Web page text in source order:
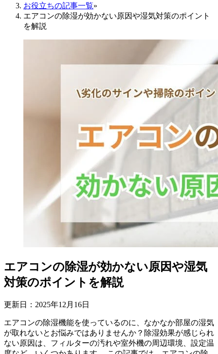
お役立ちの記事一覧»
エアコンの除湿が効かない原因や湿気対策のポイント
を解説
エアコンの除湿が効かない原因や湿気
対策のポイントを解説
更新日： 2025年12 月 16日
エアコンの除湿機能を使っているのに、なかなか部屋の湿気
が取れないとお悩みではありませんか？除湿効果が感じられ
ない原因は、フィルターの汚れや室外機の周辺環境、設定温